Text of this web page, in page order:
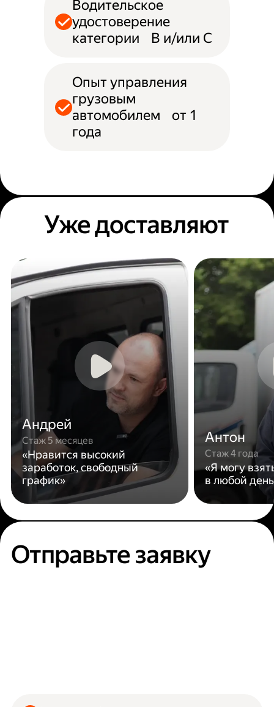
Водительское
удостоверение
категории B и/или С
Опыт управления
грузовым
автомобилем от 1
года
Уже доставляют
Андрей
Стаж 5 месяцев
«Нравится высокий
заработок, свободный
график»
Антон
Стаж 4 года
«Я могу
в любой
Отправьте заявку